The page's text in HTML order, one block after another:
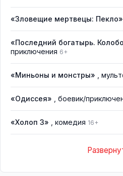
«Зловещие мертвецы: Пекло»
«Последний богатырь.
приключения 6+
«Миньоны и монстры» ,
«Одиссея» , боевик/
«Холоп 3» , комедия 16+